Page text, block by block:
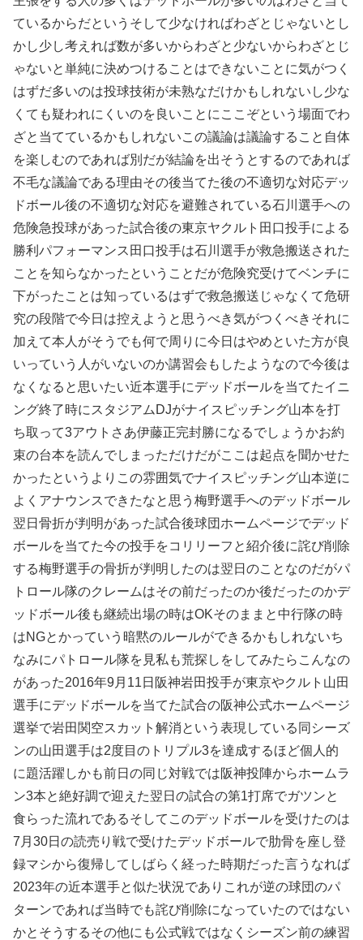
ているからだというそして少なければわざとじゃないとし
かし少し考えれば数が多いからわざと少ないからわざとじ
ゃないと単純に決めつけることはできないことに気がつく
はずだ多いのは投球技術が未熟なだけかもしれないし少な
くても疑われにくいのを良いことにここぞという場面でわ
ざと当てているかもしれないこの議論は議論すること自体
を楽しむのであれば別だが結論を出そうとするのであれば
不毛な議論である理由その後当てた後の不適切な対応デッ
ドボール後の不適切な対応を避難されている石川選手への
危険急投球があった試合後の東京ヤクルト田口投手による
勝利パフォーマンス田口投手は石川選手が救急搬送された
ことを知らなかったということだが危険究受けてベンチに
下がったことは知っているはずで救急搬送じゃなくて危研
究の段階で今日は控えようと思うべき気がつくべきそれに
加えて本人がそうでも何で周りに今日はやめといた方が良
いっていう人がいないのか講習会もしたようなので今後は
なくなると思いたい近本選手にデッドボールを当てたイニ
ング終了時にスタジアムDJがナイスピッチング山本を打
ち取って3アウトさあ伊藤正完封勝になるでしょうかお約
束の台本を読んでしまっただけだがここは起点を聞かせた
かったというよりこの雰囲気でナイスピッチング山本逆に
よくアナウンスできたなと思う梅野選手へのデッドボール
翌日骨折が判明があった試合後球団ホームページでデッド
ボールを当てた今の投手をコリリーフと紹介後に詫び削除
する梅野選手の骨折が判明したのは翌日のことなのだがパ
トロール隊のクレームはその前だったのか後だったのかデ
ッドボール後も継続出場の時はOKそのままと中行隊の時
はNGとかっていう暗黙のルールができるかもしれないち
なみにパトロール隊を見私も荒探しをしてみたらこんなの
があった2016年9月11日阪神岩田投手が東京やクルト山田
選手にデッドボールを当てた試合の阪神公式ホームページ
選挙で岩田関空スカット解消という表現している同シーズ
ンの山田選手は2度目のトリプル3を達成するほど個人的
に題活躍しかも前日の同じ対戦では阪神投陣からホームラ
ン3本と絶好調で迎えた翌日の試合の第1打席でガツンと
食らった流れであるそしてこのデッドボールを受けたのは
7月30日の読売り戦で受けたデッドボールで肋骨を座し登
録マシから復帰してしばらく経った時期だった言うなれば
2023年の近本選手と似た状況でありこれが逆の球団のパ
ターンであれば当時でも詫び削除になっていたのではない
かとそうするその他にも公式戦ではなくシーズン前の練習